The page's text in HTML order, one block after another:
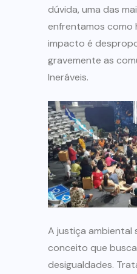
dúvida, uma das
enfrentamos como
impacto é
gravemente as
lneráveis.
A justiça ambiental
conceito que
desigualdades.